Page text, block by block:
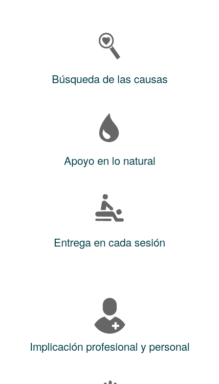
Búsqueda de las causas
Apoyo en lo natural
Entrega en cada sesión
Implicación profesional y personal